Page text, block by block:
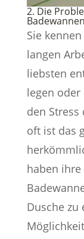
2. Die
Sie
langen
liebsten
legen
den Stress
oft ist das
haben
Dusche zu